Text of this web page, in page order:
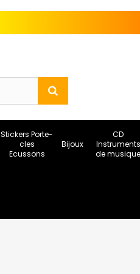
Stickers Porte-
cles
Ecussons
Bijoux
CD
Instruments
de musique